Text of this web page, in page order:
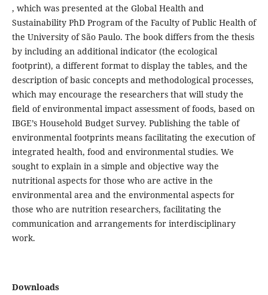
, which was presented at the Global Health and
Sustainability PhD Program of the Faculty of Public Health of
the University of São Paulo. The book differs from the thesis
by including an additional indicator (the ecological
footprint), a different format to display the tables, and the
description of basic concepts and methodological processes,
which may encourage the researchers that will study the
field of environmental impact assessment of foods, based on
IBGE’s Household Budget Survey. Publishing the table of
environmental footprints means facilitating the execution of
integrated health, food and environmental studies. We
sought to explain in a simple and objective way the
nutritional aspects for those who are active in the
environmental area and the environmental aspects for
those who are nutrition researchers, facilitating the
communication and arrangements for interdisciplinary
work.
Downloads